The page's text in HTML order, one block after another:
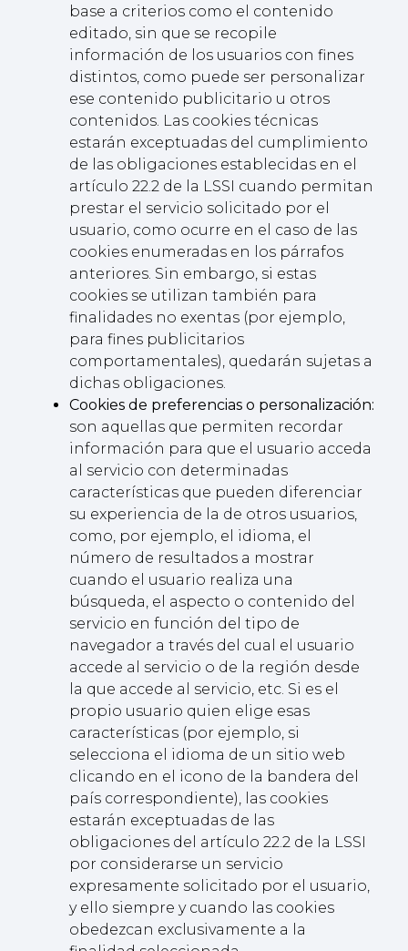
base a criterios como el contenido
editado, sin que se recopile
información de los usuarios con fines
distintos, como puede ser personalizar
ese contenido publicitario u otros
contenidos. Las cookies técnicas
estarán exceptuadas del cumplimiento
de las obligaciones establecidas en el
artículo 22.2 de la LSSI cuando permitan
prestar el servicio solicitado por el
usuario, como ocurre en el caso de las
cookies enumeradas en los párrafos
anteriores. Sin embargo, si estas
cookies se utilizan también para
finalidades no exentas (por ejemplo,
para fines publicitarios
comportamentales), quedarán sujetas a
dichas obligaciones.
Cookies de preferencias o personalización:
son aquellas que permiten recordar
información para que el usuario acceda
al servicio con determinadas
características que pueden diferenciar
su experiencia de la de otros usuarios,
como, por ejemplo, el idioma, el
número de resultados a mostrar
cuando el usuario realiza una
búsqueda, el aspecto o contenido del
servicio en función del tipo de
navegador a través del cual el usuario
accede al servicio o de la región desde
la que accede al servicio, etc. Si es el
propio usuario quien elige esas
características (por ejemplo, si
selecciona el idioma de un sitio web
clicando en el icono de la bandera del
país correspondiente), las cookies
estarán exceptuadas de las
obligaciones del artículo 22.2 de la LSSI
por considerarse un servicio
expresamente solicitado por el usuario,
y ello siempre y cuando las cookies
obedezcan exclusivamente a la